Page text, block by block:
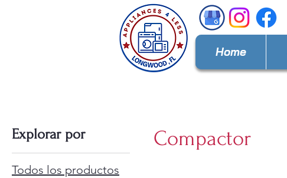
Home
Explorar por
Todos los productos
Compactor